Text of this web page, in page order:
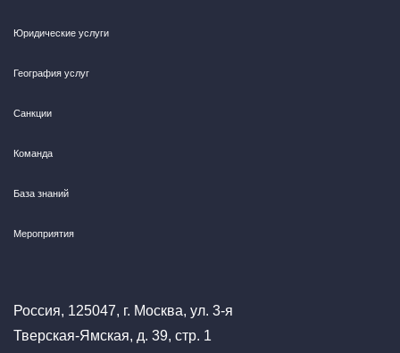
Юридические услуги
География услуг
Санкции
Команда
База знаний
Мероприятия
Россия, 125047, г. Москва, ул. 3-я
Тверская-Ямская, д. 39, стр. 1